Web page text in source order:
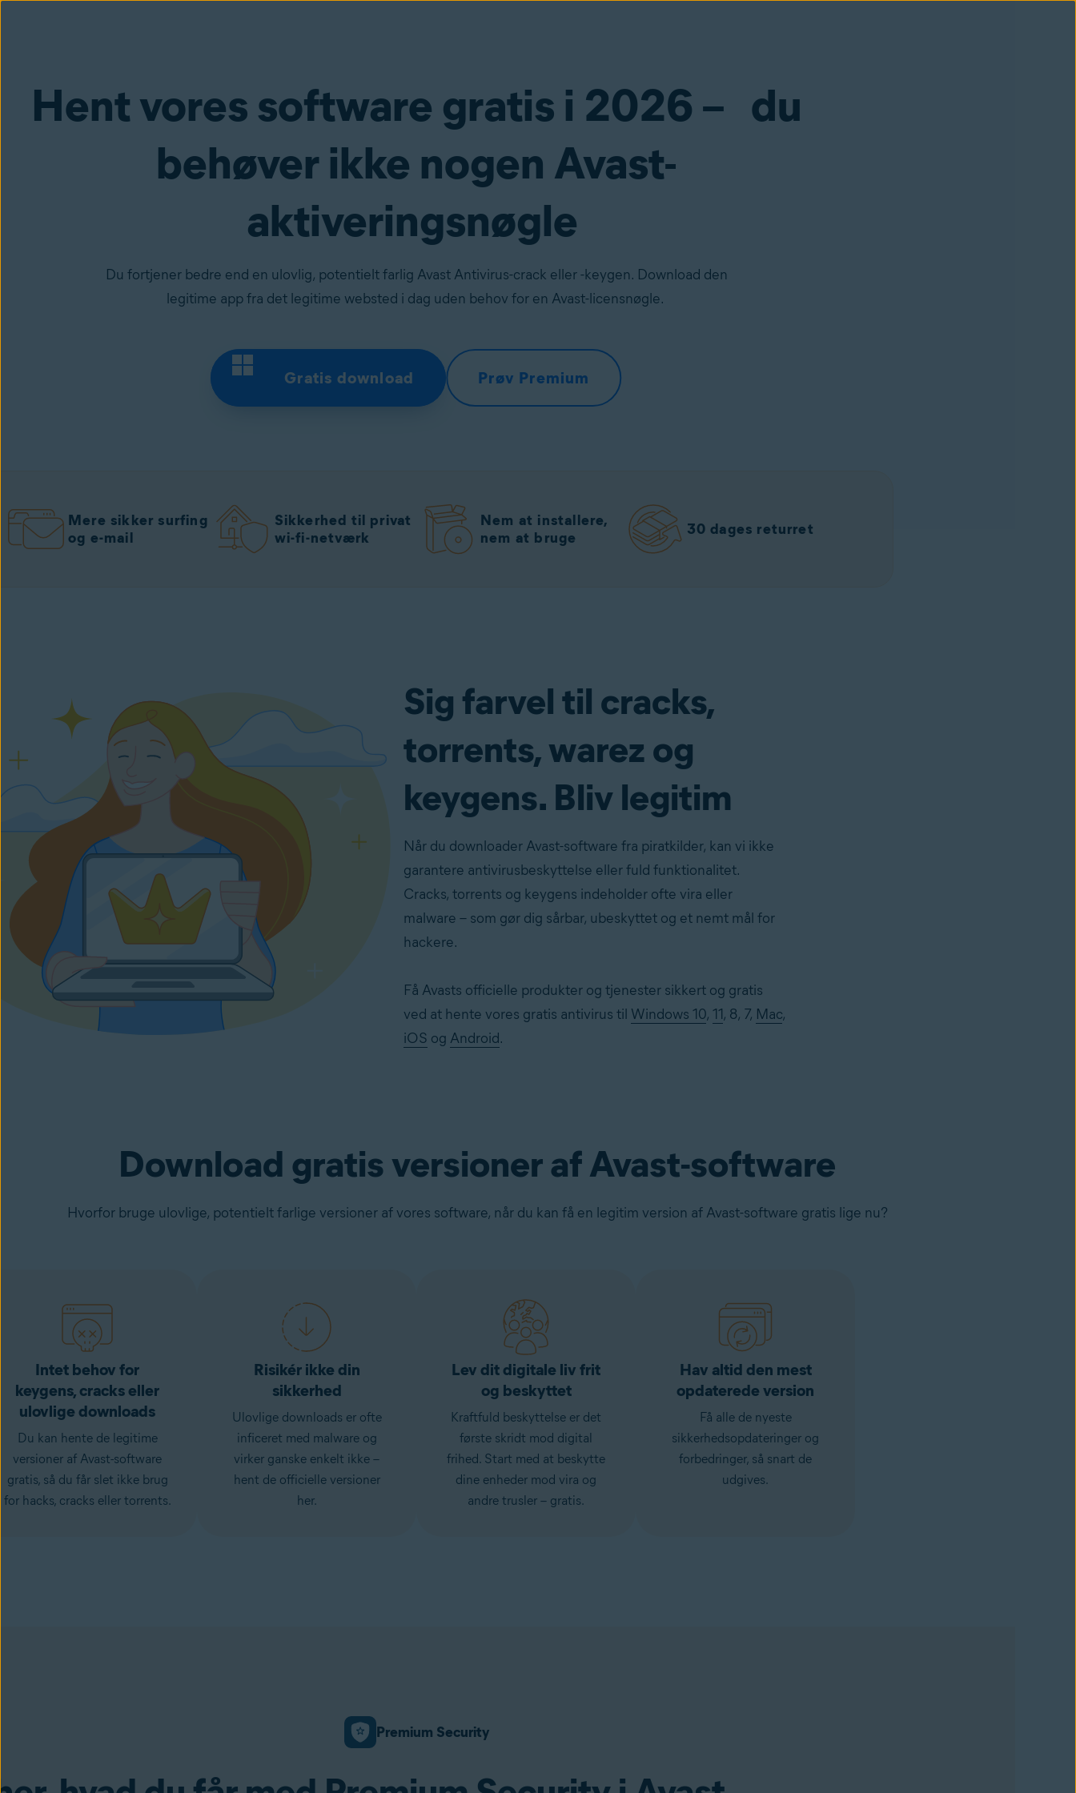
Hent vores software gratis i 2026 – du
behøver ikke nogen Avast-
aktiveringsnøgle
Du fortjener bedre end en ulovlig, potentielt farlig Avast Antivirus-crack eller -keygen. Download den
legitime app fra det legitime websted i dag uden behov for en Avast-licensnøgle.
Gratis download Prøv Premium
Mere sikker surfing
og e-mail
Sikkerhed til privat
wi-fi-netværk
Nem at installere,
nem at bruge
30 dages returret
Sig farvel til cracks,
torrents, warez og
keygens. Bliv legitim
Når du downloader Avast-software fra piratkilder, kan vi ikke
garantere antivirusbeskyttelse eller fuld funktionalitet.
Cracks, torrents og keygens indeholder ofte vira eller
malware – som gør dig sårbar, ubeskyttet og et nemt mål for
hackere.
Få Avasts officielle produkter og tjenester sikkert og gratis
ved at hente vores gratis antivirus til Windows 10, 11, 8, 7, Mac,
iOS og Android.
Download gratis versioner af Avast-software
Hvorfor bruge ulovlige, potentielt farlige versioner af vores software, når du kan få en legitim version af Avast-software gratis lige nu?
Intet behov for
keygens, cracks eller
ulovlige downloads
Du kan hente de legitime
versioner af Avast-software
gratis, så du får slet ikke brug
for hacks, cracks eller torrents.
Risikér ikke din
sikkerhed
Ulovlige downloads er ofte
inficeret med malware og
virker ganske enkelt ikke –
hent de officielle versioner
her.
Lev dit digitale liv frit
og beskyttet
Kraftfuld beskyttelse er det
første skridt mod digital
frihed. Start med at beskytte
dine enheder mod vira og
andre trusler – gratis.
Hav altid den mest
opdaterede version
Få alle de nyeste
sikkerhedsopdateringer og
forbedringer, så snart de
udgives.
Premium Security